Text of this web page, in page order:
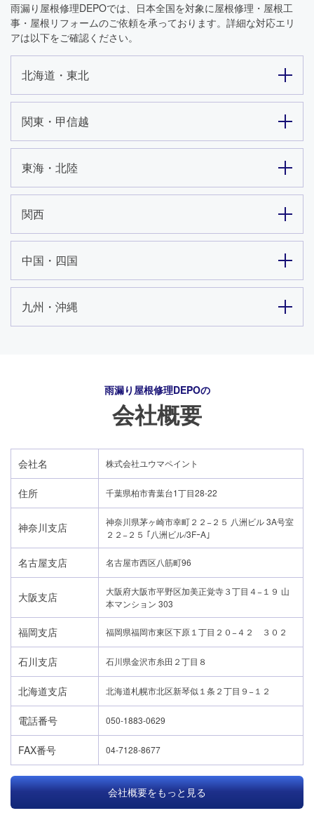
雨漏り屋根修理DEPOでは、日本全国を対象に屋根修理・屋根工
事・屋根リフォームのご依頼を承っております。詳細な対応エリ
アは以下をご確認ください。
北海道・東北
関東・甲信越
東海・北陸
関西
中国・四国
九州・沖縄
雨漏り屋根修理DEPOの
会社概要
会社名 株式会社ユウマペイント
住所 千葉県柏市青葉台1丁目28-22
神奈川支店
神奈川県茅ヶ崎市幸町２２−２５ 八洲ビル 3A号室
２２−２５ ｢八洲ビル/3FｰA｣
名古屋支店 名古屋市西区八筋町96
大阪支店
大阪府大阪市平野区加美正覚寺３丁目４−１９ 山
本マンション 303
福岡支店 福岡県福岡市東区下原１丁目２０−４２ ３０２
石川支店 石川県金沢市糸田２丁目８
北海道支店 北海道札幌市北区新琴似１条２丁目９−１２
電話番号 050-1883-0629
FAX番号 04-7128-8677
会社概要をもっと見る